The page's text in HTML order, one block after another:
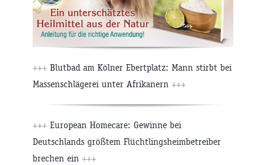
+++ Blutbad am Kölner Ebertplatz: Mann stirbt bei
Massenschlägerei unter Afrikanern +++
+++ European Homecare: Gewinne bei
Deutschlands größtem Flüchtlingsheimbetreiber
brechen ein +++